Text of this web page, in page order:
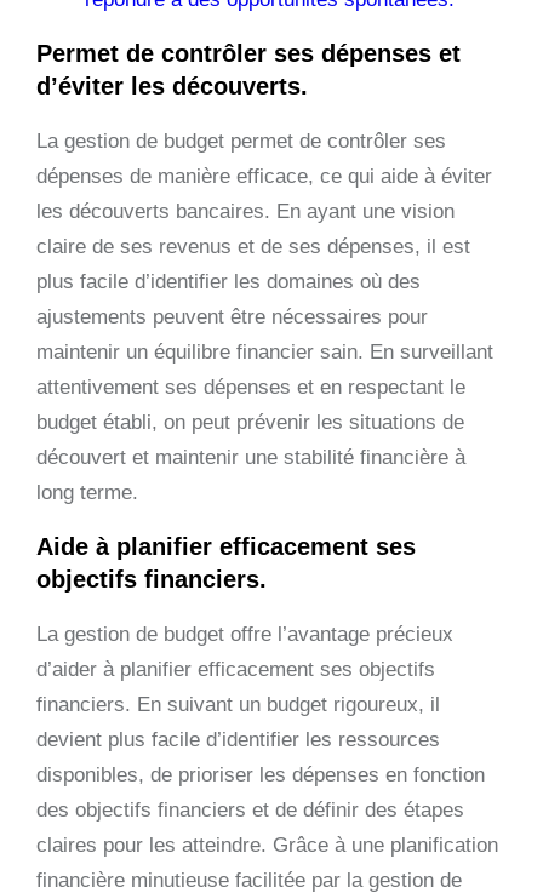
Permet de contrôler ses dépenses et
d’éviter les découverts.
La gestion de budget permet de contrôler ses
dépenses de manière efficace, ce qui aide à éviter
les découverts bancaires. En ayant une vision
claire de ses revenus et de ses dépenses, il est
plus facile d’identifier les domaines où des
ajustements peuvent être nécessaires pour
maintenir un équilibre financier sain. En surveillant
attentivement ses dépenses et en respectant le
budget établi, on peut prévenir les situations de
découvert et maintenir une stabilité financière à
long terme.
Aide à planifier efficacement ses
objectifs financiers.
La gestion de budget offre l’avantage précieux
d’aider à planifier efficacement ses objectifs
financiers. En suivant un budget rigoureux, il
devient plus facile d’identifier les ressources
disponibles, de prioriser les dépenses en fonction
des objectifs financiers et de définir des étapes
claires pour les atteindre. Grâce à une planification
financière minutieuse facilitée par la gestion de